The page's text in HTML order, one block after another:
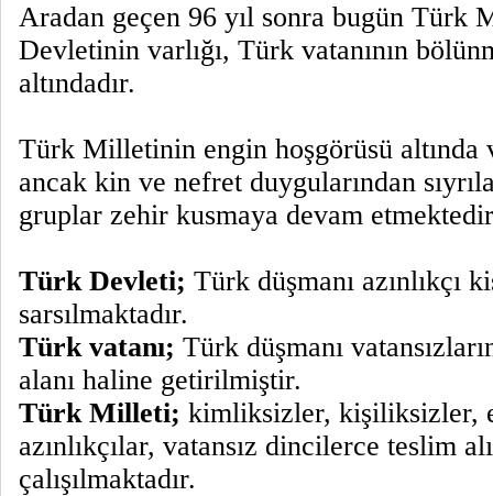
Aradan geçen 96 yıl sonra bugün Türk
Devletinin varlığı, Türk vatanının
altındadır.
Türk Milletinin engin hoşgörüsü altında
ancak kin ve nefret duygularından
gruplar zehir kusmaya devam
Türk Devleti; Türk düşmanı azınlıkçı
sarsılmaktadır.
Türk vatanı; Türk düşmanı
alanı haline getirilmiştir.
Türk Milleti; kimliksizler, kişiliksizler,
azınlıkçılar, vatansız dincilerce teslim
çalışılmaktadır.